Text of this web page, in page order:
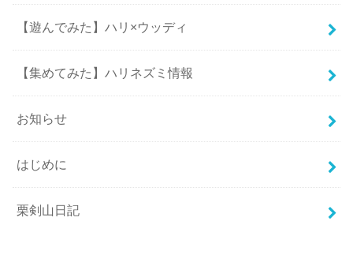
【遊んでみた】ハリ×ウッディ
【集めてみた】ハリネズミ情報
お知らせ
はじめに
栗剣山日記